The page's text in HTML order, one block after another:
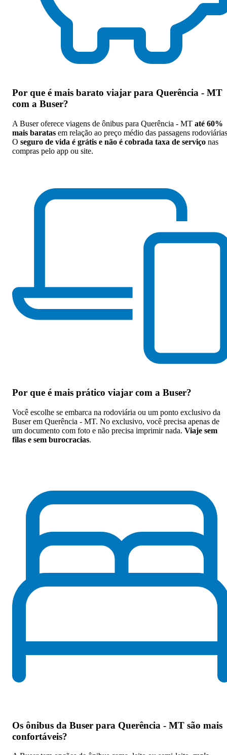
Por que é mais barato viajar para Querência - MT
com a Buser?
A Buser oferece viagens de ônibus para Querência - MT até 60%
mais baratas em relação ao preço médio das passagens
O seguro de vida é grátis e não é cobrada taxa de serviço nas
compras pelo app ou site.
Por que é mais prático viajar com a Buser?
Você escolhe se embarca na rodoviária ou um ponto exclusivo da
Buser em Querência - MT. No exclusivo, você precisa apenas de
um documento com foto e não precisa imprimir nada. Viaje sem
filas e sem burocracias.
Os ônibus da Buser para Querência - MT são mais
confortáveis?